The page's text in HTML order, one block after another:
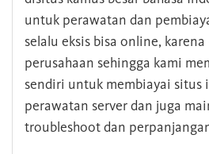
untuk perawatan dan
selalu eksis bisa online,
perusahaan sehingga kami
sendiri untuk membiayai situs
perawatan server dan juga
troubleshoot dan